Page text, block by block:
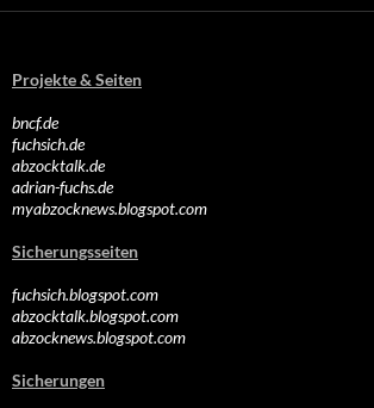
Projekte & Seiten
bncf.de
fuchsich.de
abzocktalk.de
adrian-fuchs.de
myabzocknews.blogspot.com
Sicherungsseiten
fuchsich.blogspot.com
abzocktalk.blogspot.com
abzocknews.blogspot.com
Sicherungen